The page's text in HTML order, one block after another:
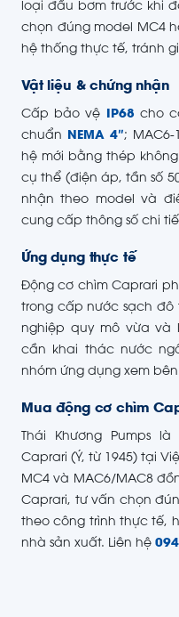
loại đầu bơm trước khi
chọn đúng model MC4
hệ thống thực tế, tránh
Vật liệu & chứng nhận
Cấp bảo vệ IP68 cho
chuẩn NEMA 4″;
hệ mới bằng thép không
cụ thể (điện áp, tần số
nhận theo model và
cung cấp thông số chi
Ứng dụng thực tế
Động cơ chìm Caprari
trong cấp nước sạch đô
nghiệp quy mô vừa và
cần khai thác nước
nhóm ứng dụng xem
Mua động cơ chìm
Thái Khương Pumps
Caprari (Ý, từ 1945) tại
MC4 và MAC6/MAC8
Caprari, tư vấn chọn
theo công trình thực tế,
nhà sản xuất. Liên hệ